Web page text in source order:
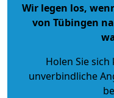
Wir legen los,
von Tübingen
Holen Sie
unverbindliche